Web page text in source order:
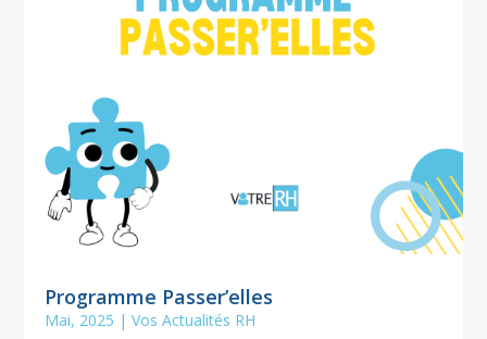
Programme Passer’elles
Mai, 2025 |Vos Actualités RH